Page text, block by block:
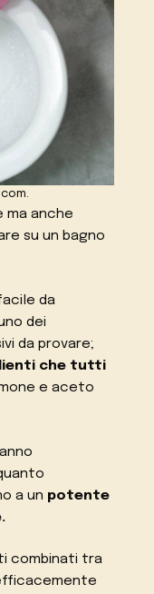
ma anche
su un bagno
da
dei
da provare;
che tutti
e aceto
a un potente
combinati tra